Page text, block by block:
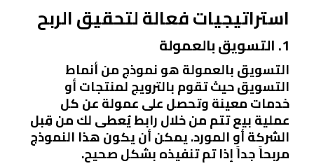
استراتيجيات فعالة لتحقيق الربح
1. التسويق بالعمولة
التسويق بالعمولة هو نموذج من أنماط
التسويق حيث تقوم بالترويج لمنتجات أو
خدمات معينة وتحصل على عمولة عن كل
عملية بيع تتم من خلال رابط يُعطى لك من قِبل
الشركة أو المورد. يمكن أن يكون هذا النموذج
مربحاً جداً إذا تم تنفيذه بشكل صحيح.